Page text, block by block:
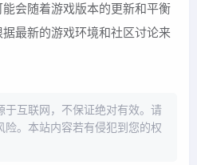
会随着游戏版本的更新和平衡
最新的游戏环境和社区讨论来
于互联网，不保证绝对有效。请
险。本站内容若有侵犯到您的权